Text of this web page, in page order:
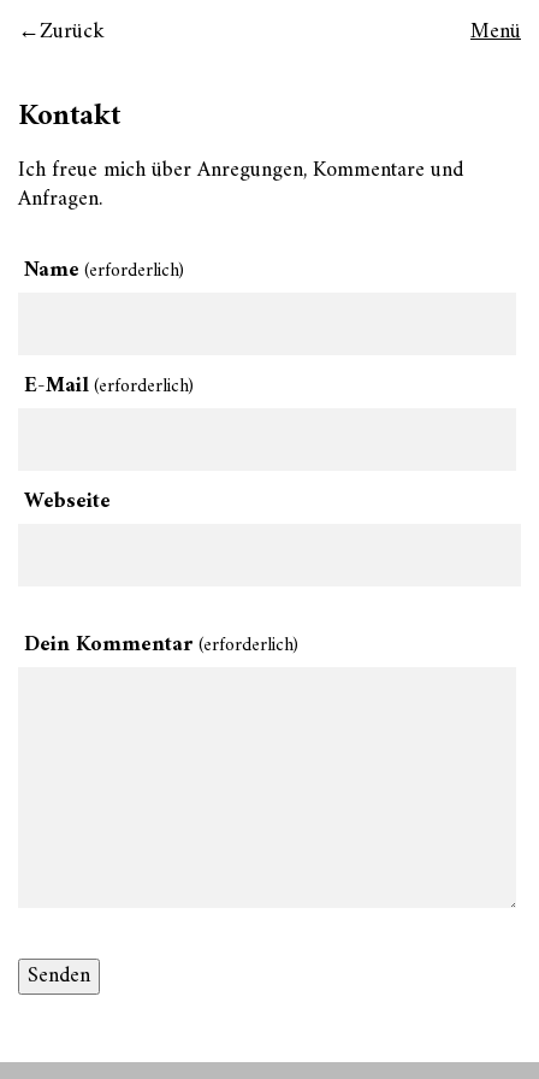
Zurück Menü
Kontakt
Ich freue mich über Anregungen, Kommentare und
Anfragen.
Name(erforderlich)
E-Mail(erforderlich)
Webseite
Dein Kommentar(erforderlich)
Senden